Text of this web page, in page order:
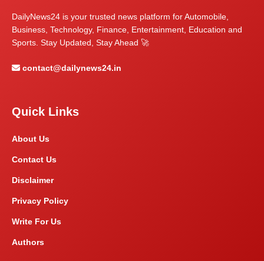
DailyNews24 is your trusted news platform for Automobile,
Business, Technology, Finance, Entertainment, Education and
Sports. Stay Updated, Stay Ahead 🚀
contact@dailynews24.in
Quick Links
About Us
Contact Us
Disclaimer
Privacy Policy
Write For Us
Authors